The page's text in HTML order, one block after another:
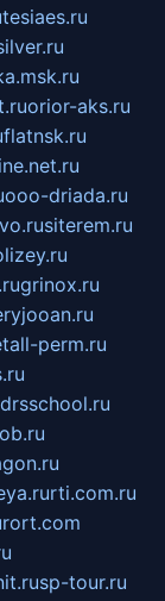
tesiaes.ru
orior-aks.ru
flatnsk.ru
ooo-driada.ru
siterem.ru
grinox.ru
perm.ru
drsschool.ru
rti.com.ru
sp-tour.ru